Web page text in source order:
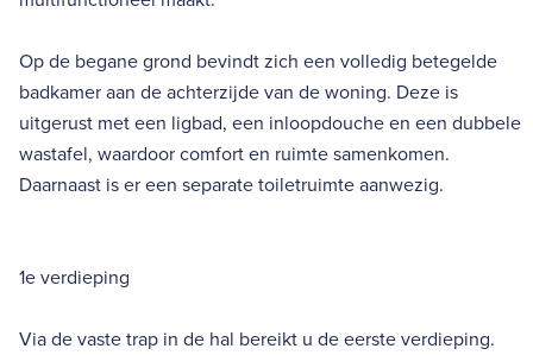
Op de begane grond bevindt zich een volledig betegelde
badkamer aan de achterzijde van de woning. Deze is
uitgerust met een ligbad, een inloopdouche en een dubbele
wastafel, waardoor comfort en ruimte samenkomen.
Daarnaast is er een separate toiletruimte aanwezig.
1e verdieping
Via de vaste trap in de hal bereikt u de eerste verdieping.